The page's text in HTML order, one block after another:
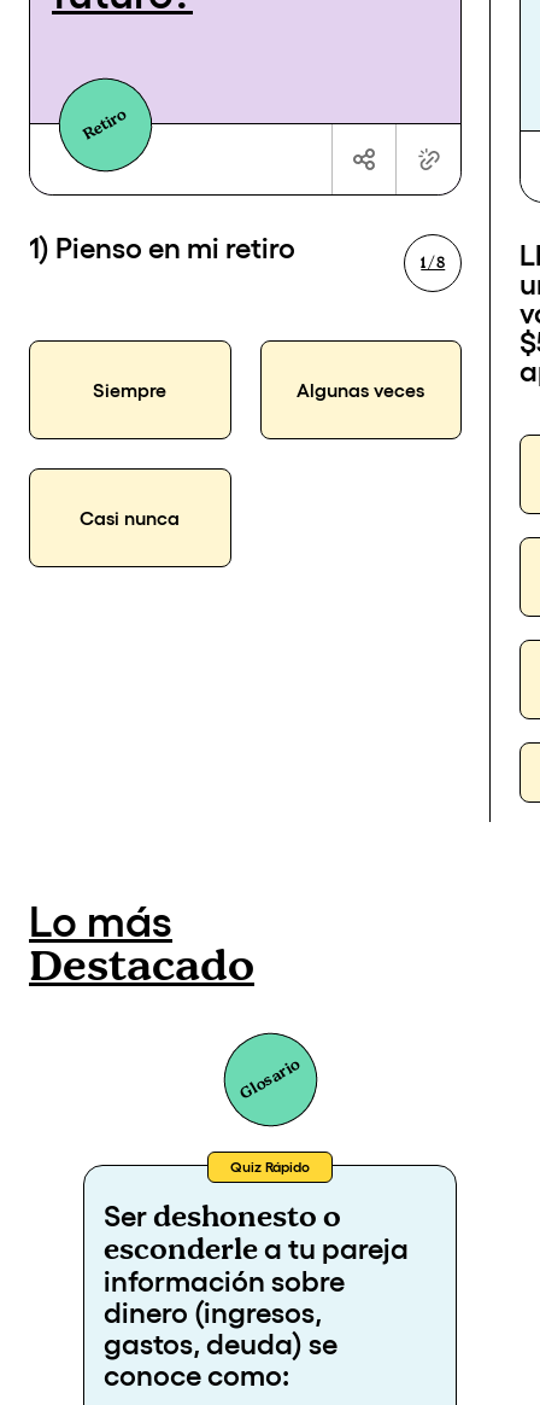
Retiro
1) Pienso en mi retiro 1 / 8
Siempre Algunas veces
Casi nunca
Lo más
Destacado
Glosario
Quiz Rápido
Serdeshonesto o
esconderlea tu pareja
información sobre
dinero (ingresos,
gastos, deuda) se
conoce como: